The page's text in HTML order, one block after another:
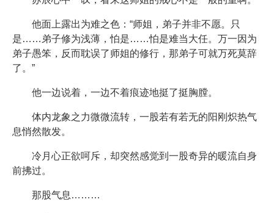
他面上露出为难之色：“师姐，弟子并非不愿。只
是……弟子修为浅薄，怕是……怕是难当大任。万一因为
弟子愚笨，反而耽误了师姐的修行，那弟子可就万死莫辞
了。”
他一边说着，一边不着痕迹地挺了挺胸膛。
体内龙象之力微微流转，一股若有若无的阳刚炽热气
息悄然散发。
冷月心正欲呵斥，却突然感觉到一股奇异的暖流自身
前拂过。
那股气息………